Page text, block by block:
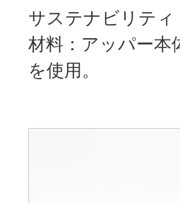
サステナビリティ
材料：アッパー本
を使用。